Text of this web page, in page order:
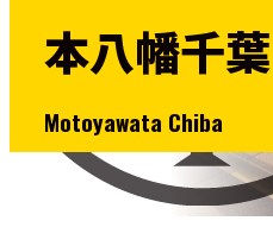
STUDIO
JOINご入会について
NEWSニュース
SHOPオンラインス
本八幡千葉
Motoyawata Chiba